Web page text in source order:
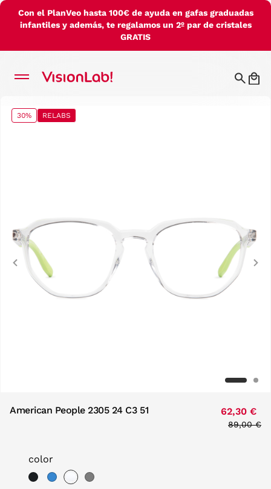
Con el PlanVeo hasta 100€ de ayuda en gafas graduadas
infantiles y además, te regalamos un 2º par de cristales
GRATIS
30% RELABS
Previous
American People 2305 24 C3 51 62,30 €
Price
89,00 €
color